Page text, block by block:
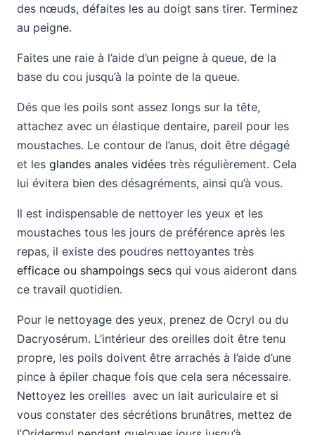
des nœuds, défaites les au doigt sans tirer. Terminez
au peigne.
Faites une raie à l’aide d’un peigne à queue, de la
base du cou jusqu’à la pointe de la queue.
Dés que les poils sont assez longs sur la tête,
attachez avec un élastique dentaire, pareil pour les
moustaches. Le contour de l’anus, doit être dégagé
et les glandes anales vidées très régulièrement. Cela
lui évitera bien des désagréments, ainsi qu’à vous.
Il est indispensable de nettoyer les yeux et les
moustaches tous les jours de préférence après les
repas, il existe des poudres nettoyantes très
efficace ou shampoings secs qui vous aideront dans
ce travail quotidien.
Pour le nettoyage des yeux, prenez de Ocryl ou du
Dacryosérum. L’intérieur des oreilles doit être tenu
propre, les poils doivent être arrachés à l’aide d’une
pince à épiler chaque fois que cela sera nécessaire.
Nettoyez les oreilles avec un lait auriculaire et si
vous constater des sécrétions brunâtres, mettez de